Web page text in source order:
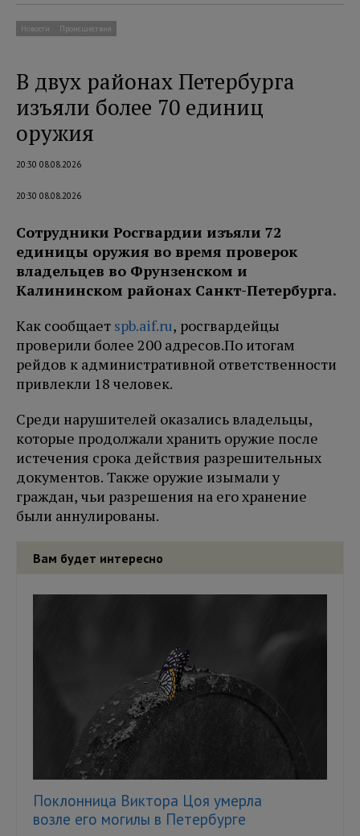
Новости Происшествия
В двух районах Петербурга
изъяли более 70 единиц
оружия
20:30 08.08.2026
20:30 08.08.2026
Сотрудники Росгвардии изъяли 72
единицы оружия во время проверок
владельцев во Фрунзенском и
Калининском районах Санкт-Петербурга.
Как сообщает spb.aif.ru, росгвардейцы
проверили более 200 адресов.По итогам
рейдов к административной ответственности
привлекли 18 человек.
Среди нарушителей оказались владельцы,
которые продолжали хранить оружие после
истечения срока действия разрешительных
документов. Также оружие изымали у
граждан, чьи разрешения на его хранение
были аннулированы.
Вам будет интересно
Поклонница Виктора Цоя умерла
возле его могилы в Петербурге